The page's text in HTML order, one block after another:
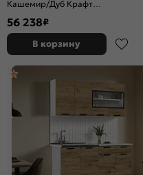
Кашемир/Дуб Крафт
56 238₽
В корзину